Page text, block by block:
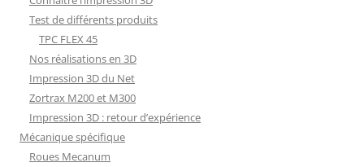
Test de différents produits
TPC FLEX 45
Nos réalisations en 3D
Impression 3D du Net
Zortrax M200 et M300
Impression 3D : retour d’expérience
Mécanique spécifique
Roues Mecanum